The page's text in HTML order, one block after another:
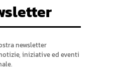
newsletter
iniziative ed eventi